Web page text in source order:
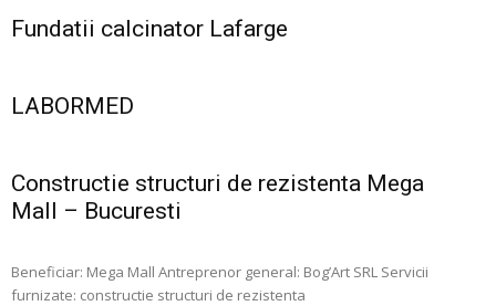
Fundatii calcinator Lafarge
LABORMED
Constructie structuri de rezistenta Mega
Mall – Bucuresti
Beneficiar: Mega Mall Antreprenor general: Bog’Art SRL Servicii
furnizate: constructie structuri de rezistenta